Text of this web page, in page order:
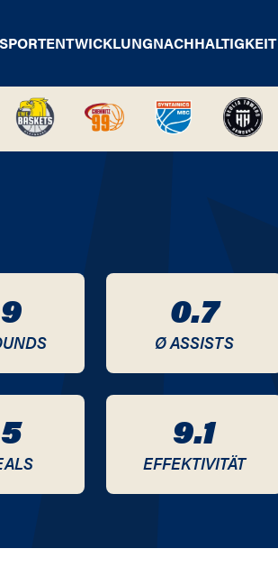
SPORTENTWICKLUNGNACHHALTIGKEIT
0.7
Ø ASSISTS
9.1
EFFEKTIVITÄT